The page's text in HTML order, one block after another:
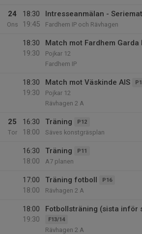
24
Ons
18:30
19:45
Intresseanmälan -
Fardhem IP och Rävhagen
18:30
19:30
Match mot Fardhem Garda
Pojkar 12
Fardhem IP
18:30
19:30
Match mot Väskinde AIS
Pojkar 12
Rävhagen 2 A
25
Tor
16:30
18:00
Träning P12
Säves konstgräsplan
16:30
18:00
Träning P11
A7 planen
17:00
18:00
Träning fotboll P16
Rävhagen 2 A
18:00
19:30
Fotbollsträning (sista inför
F13/14
Rävhagen 2 A